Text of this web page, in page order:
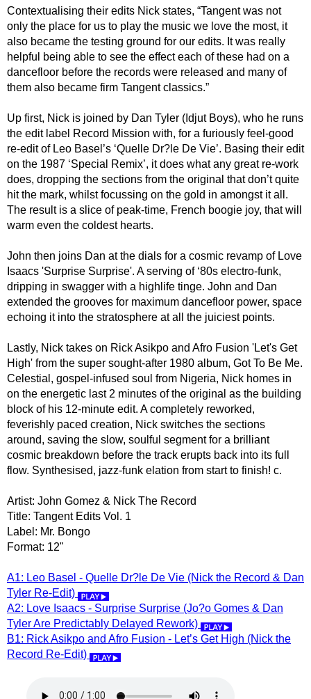
Contextualising their edits Nick states, “Tangent was not
only the place for us to play the music we love the most, it
also became the testing ground for our edits. It was really
helpful being able to see the effect each of these had on a
dancefloor before the records were released and many of
them also became firm Tangent classics.”
Up first, Nick is joined by Dan Tyler (Idjut Boys), who he runs
the edit label Record Mission with, for a furiously feel-good
re-edit of Leo Basel’s ‘Quelle Dr?le De Vie’. Basing their edit
on the 1987 ‘Special Remix’, it does what any great re-work
does, dropping the sections from the original that don’t quite
hit the mark, whilst focussing on the gold in amongst it all.
The result is a slice of peak-time, French boogie joy, that will
warm even the coldest hearts.
John then joins Dan at the dials for a cosmic revamp of Love
Isaacs 'Surprise Surprise'. A serving of ‘80s electro-funk,
dripping in swagger with a highlife tinge. John and Dan
extended the grooves for maximum dancefloor power, space
echoing it into the stratosphere at all the juiciest points.
Lastly, Nick takes on Rick Asikpo and Afro Fusion 'Let's Get
High' from the super sought-after 1980 album, Got To Be Me.
Celestial, gospel-infused soul from Nigeria, Nick homes in
on the energetic last 2 minutes of the original as the building
block of his 12-minute edit. A completely reworked,
feverishly paced creation, Nick switches the sections
around, saving the slow, soulful segment for a brilliant
cosmic breakdown before the track erupts back into its full
flow. Synthesised, jazz-funk elation from start to finish! c.
Artist: John Gomez & Nick The Record
Title: Tangent Edits Vol. 1
Label: Mr. Bongo
Format: 12"
A1: Leo Basel - Quelle Dr?le De Vie (Nick the Record & Dan
Tyler Re-Edit)
A2: Love Isaacs - Surprise Surprise (Jo?o Gomes & Dan
Tyler Are Predictably Delayed Rework)
B1: Rick Asikpo and Afro Fusion - Let’s Get High (Nick the
Record Re-Edit)